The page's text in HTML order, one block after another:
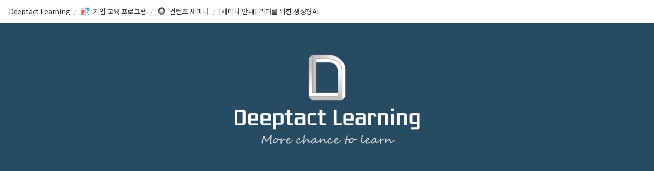
Deeptact Learning / 기업 교육 프로그램 / 컨텐츠 세미나 / [세미나 안내] 리더를 위한 생성형AI